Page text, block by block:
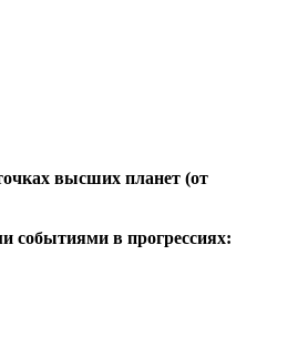
высших планет (от
событиями в прогрессиях: